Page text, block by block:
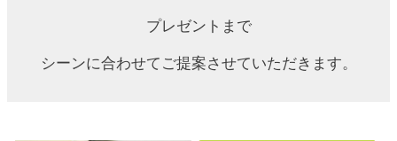
プレゼントまで
シーンに合わせてご提案させていただきます。